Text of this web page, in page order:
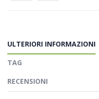
ULTERIORI INFORMAZIONI
TAG
RECENSIONI